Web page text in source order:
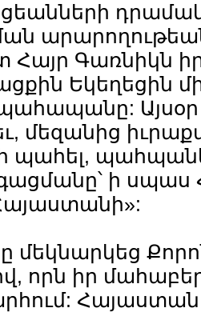
Գառնիկն
Եկեղեցին
Այսօր
մեզանից
պահել,
ի սպաս
մեկնարկեց
որն իր մահաբեր